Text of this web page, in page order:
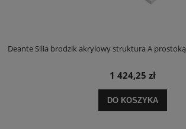
Deante Silia brodzik akrylowy struktura A
1 424,25 zł
DO KOSZYKA